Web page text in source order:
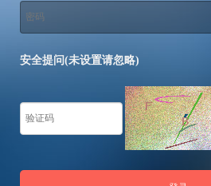
安全提问(未设置请忽略)